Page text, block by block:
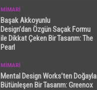
MİMARİ
Başak Akkoyunlu
Design’dan Özgün Saçak Formu
ile Dikkat Çeken Bir Tasarım: The
Pearl
MİMARİ
Mental Design Works’ten Doğayla
Bütünleşen Bir Tasarım: Greenox